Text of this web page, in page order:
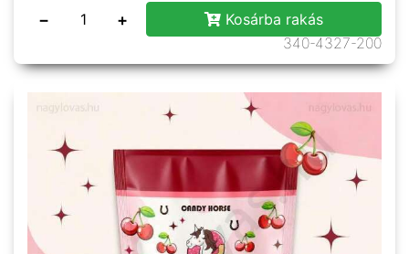
− +
Kosárba rakás
340-4327-200